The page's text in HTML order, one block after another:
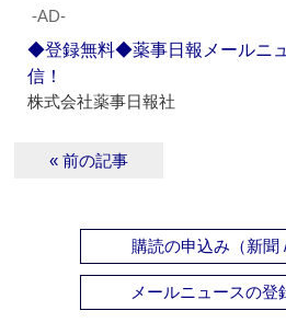
‐AD‐
◆登録無料◆薬事日報メールニ
信！
株式会社薬事日報社
« 前の記事
購読の申込み（新聞
メールニュースの登